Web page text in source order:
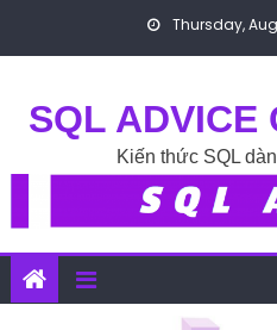
Thursday,
SQL ADVICE
Kiến thức SQL